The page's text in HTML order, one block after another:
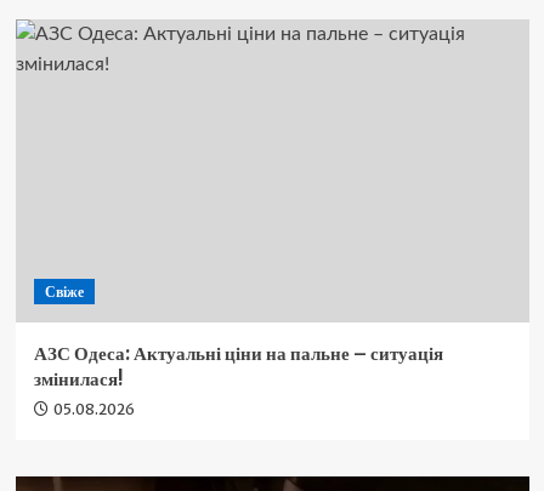
Свіже
АЗС Одеса: Актуальні ціни на пальне – ситуація
змінилася!
05.08.2026